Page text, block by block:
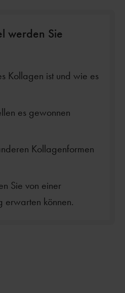
werden Sie
Kollagen ist und wie es
es gewonnen
Kollagenformen
Sie von einer
erwarten können.